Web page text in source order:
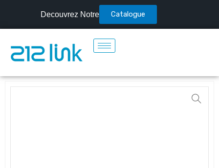
Decouvrez Notre Catalogue